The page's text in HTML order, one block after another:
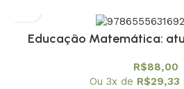
Educação Matemática:
de
R$88,00
Ou 3x de R$29,33